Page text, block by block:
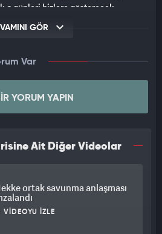
o günleri bizlere gösterecek.
bütün kalbimle inandım ve
Recep Tayyip Erdoğan gibi
GÖR
Var
YORUM YAPIN
Ait Diğer Videolar
ortak savunma anlaşması
VIDEOYU İZLE